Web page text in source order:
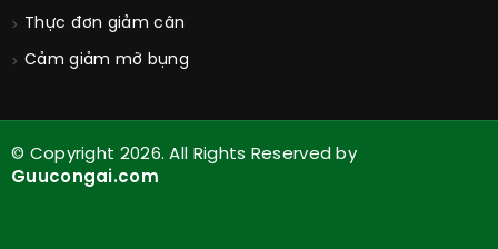
Thực đơn giảm cân
Cảm giảm mỡ bụng
© Copyright 2026. All Rights Reserved by
Guucongai.com